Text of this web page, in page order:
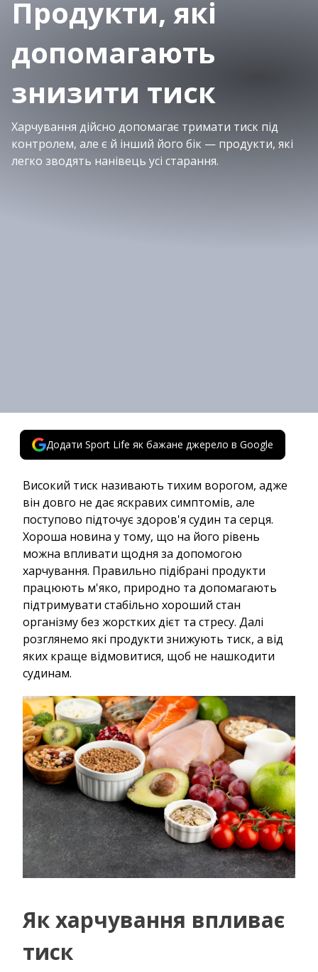
Продукти, які
допомагають
знизити тиск
Харчування дійсно допомагає тримати тиск під
контролем, але є й інший його бік — продукти, які
легко зводять нанівець усі старання.
Додати Sport Life як бажане джерело в Google
Високий тиск називають тихим ворогом, адже
він довго не дає яскравих симптомів, але
поступово підточує здоров'я судин та серця.
Хороша новина у тому, що на його рівень
можна впливати щодня за допомогою
харчування. Правильно підібрані продукти
працюють м'яко, природно та допомагають
підтримувати стабільно хороший стан
організму без жорстких дієт та стресу. Далі
розглянемо які продукти знижують тиск, а від
яких краще відмовитися, щоб не нашкодити
судинам.
Як харчування впливає
тиск